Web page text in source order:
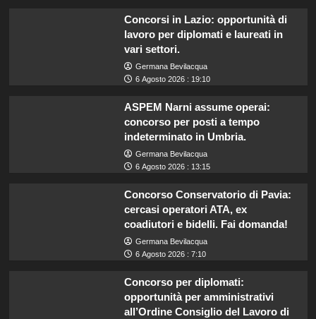
Concorsi in Lazio: opportunità di
lavoro per diplomati e laureati in
vari settori.
Germana Bevilacqua
6 Agosto 2026 : 19:10
ASPEM Narni assume operai:
concorso per posti a tempo
indeterminato in Umbria.
Germana Bevilacqua
6 Agosto 2026 : 13:15
Concorso Conservatorio di Pavia:
cercasi operatori ATA, ex
coadiutori e bidelli. Fai domanda!
Germana Bevilacqua
6 Agosto 2026 : 7:10
Concorso per diplomati:
opportunità per amministrativi
all’Ordine Consiglio del Lavoro di